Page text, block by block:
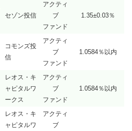
セゾン投信
アクティ
ブ
ファンド
1.35±0.03％
コモンズ投
信
アクティ
ブ
ファンド
1.0584％以内
レオス・キ
ャピタルワ
ークス
アクティ
ブ
ファンド
1.0584％以内
レオス・キ
ャピタルワ
アクティ
ブ